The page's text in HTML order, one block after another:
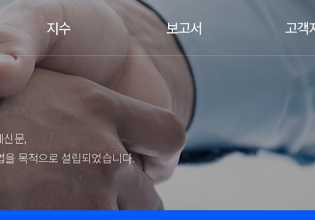
지수
지수
Fn Index Family
보고서
일간/주간 보고서
월간 보고서
비정기 보고서
고객
평가인프
관련 법규
문,
목적으로 설립되었습니다.